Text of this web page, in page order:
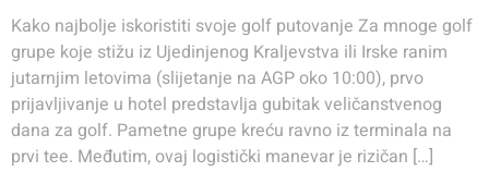
Kako najbolje iskoristiti svoje golf putovanje Za mnoge golf
grupe koje stižu iz Ujedinjenog Kraljevstva ili Irske ranim
jutarnjim letovima (slijetanje na AGP oko 10:00), prvo
prijavljivanje u hotel predstavlja gubitak veličanstvenog
dana za golf. Pametne grupe kreću ravno iz terminala na
prvi tee. Međutim, ovaj logistički manevar je rizičan […]